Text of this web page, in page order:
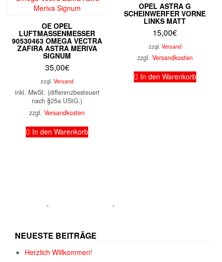
OE OPEL
LUFTMASSENMESSER
90530463 OMEGA VECTRA
ZAFIRA ASTRA MERIVA
SIGNUM
35,00€
zzgl.Versand
inkl. MwSt. (differenzbesteuert
nach §25a UStG.)
zzgl.Versandkosten
In den Warenkorb
OPEL ASTRA G
SCHEINWERFER VORNE
LINKS MATT
15,00€
zzgl. Versand
zzgl. Versandkosten
In den Warenkorb
NEUESTE BEITRÄGE
Herzlich Willkommen!